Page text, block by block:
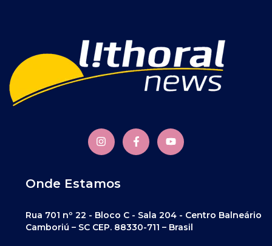
Onde Estamos
Rua 701 nº 22 - Bloco C - Sala 204 - Centro Balneário
Camboriú – SC CEP. 88330-711 – Brasil